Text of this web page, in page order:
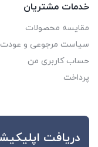
خدمات مشتریان
مقایسه محصولات
سیاست مرجوعی و عودت
حساب کاربری من
پرداخت
دریافت